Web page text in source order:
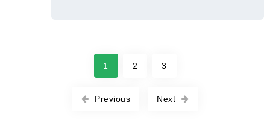
Previous
1 2 3
Next